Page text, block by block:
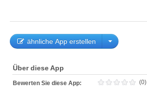
ähnliche App erstellen
Über diese App
Bewerten Sie diese App: (0)